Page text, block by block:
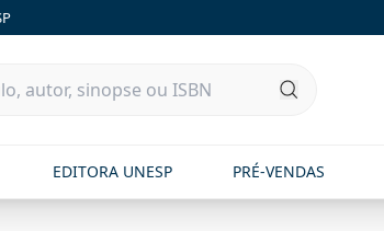
EDITORA UNESP PRÉ-VENDAS